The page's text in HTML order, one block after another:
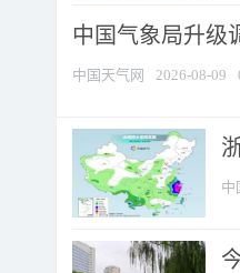
中国气象局升级
中国天气网 2026-08-09
中